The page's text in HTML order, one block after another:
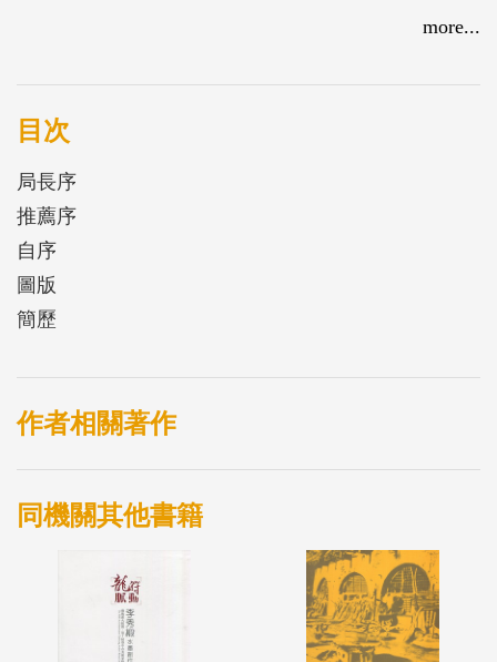
仔人生」為主題，將呈現臺灣傳統菜市場的豐富樣
的瞬間之美帶領觀者感受菜市場的魅力!
more...
目次
局長序
推薦序
自序
圖版
簡歷
作者相關著作
同機關其他書籍